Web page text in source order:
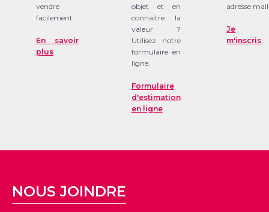
vendre
facilement.
En savoir
plus
objet et en
connaitre la
valeur ?
Utilisez notre
formulaire en
ligne.
Formulaire
d'estimation
en ligne
adresse mail
Je
m'inscris
NOUS JOINDRE